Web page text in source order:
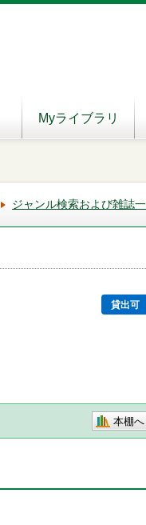
Myライブラリ
ジャンル検索および雑誌
貸出可
本棚へ